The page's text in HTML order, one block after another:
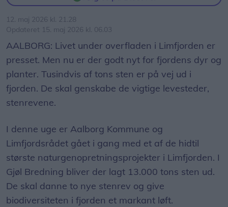
12. maj 2026 kl. 21.28
Opdateret 15. maj 2026 kl. 06.03
AALBORG: Livet under overfladen i Limfjorden er
presset. Men nu er der godt nyt for fjordens dyr og
planter. Tusindvis af tons sten er på vej ud i
fjorden. De skal genskabe de vigtige levesteder,
stenrevene.
I denne uge er Aalborg Kommune og
Limfjordsrådet gået i gang med et af de hidtil
største naturgenopretningsprojekter i Limfjorden. I
Gjøl Bredning bliver der lagt 13.000 tons sten ud.
De skal danne to nye stenrev og give
biodiversiteten i fjorden et markant løft.